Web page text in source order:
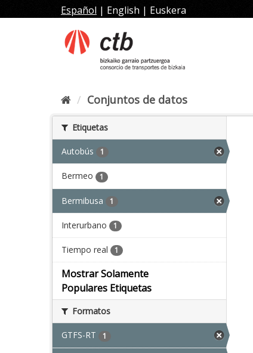
al
Español | English | Euskera
Conjuntos de datos
Etiquetas
Autobús 1
Bermeo 1
Bermibusa 1
Interurbano 1
Tiempo real 1
Mostrar Solamente
Populares Etiquetas
Formatos
GTFS-RT 1